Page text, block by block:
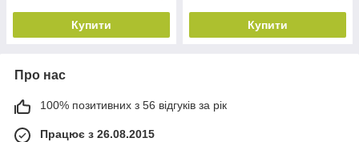
Купити Купити
Про нас
100% позитивних з 56 відгуків за рік
Працює з 26.08.2015